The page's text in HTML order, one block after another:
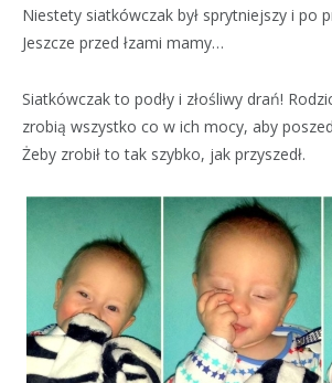
Niestety siatkówczak był sprytniejszy i po
Jeszcze przed łzami mamy…
Siatkówczak to podły i złośliwy drań!
zrobią wszystko co w ich mocy, aby
Żeby zrobił to tak szybko, jak przyszedł.